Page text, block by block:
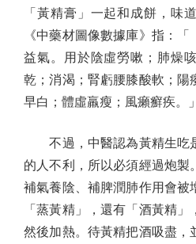
「黃精膏」一起和成餅，味
《中藥材圖像數據庫》指：
益氣。用於陰虛勞嗽；肺燥
乾；消渴；腎虧腰膝酸軟；陽
早白；體虛羸瘦；風癩癬疾。」
不過，中醫認為黃精生吃
的人不利，所以必須經過炮製
補氣養陰、補脾潤肺作用會被
「蒸黃精」，還有「酒黃精」
然後加熱。待黃精把酒吸盡，